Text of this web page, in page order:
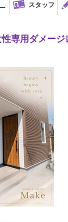
スタッフ
専用ダメージ